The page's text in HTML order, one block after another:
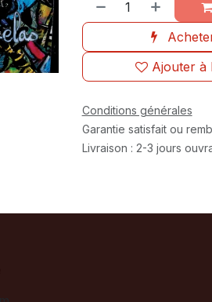
Ajouter à
Conditions générales
Garantie satisfait ou
Livraison : 2-3 jours